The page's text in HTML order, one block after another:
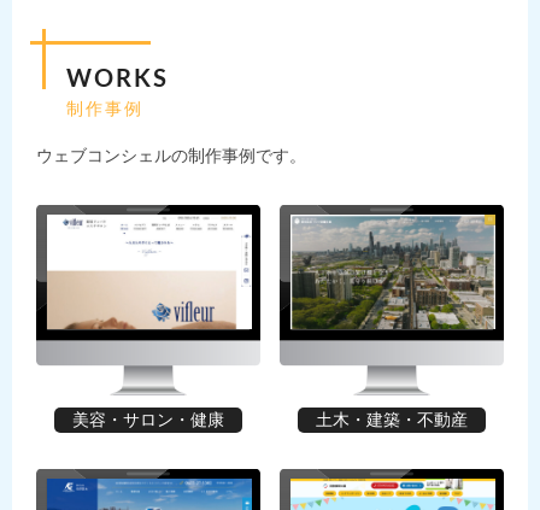
WORKS
制作事例
ウェブコンシェルの制作事例です。
美容・サロン・健康 土木・建築・不動産